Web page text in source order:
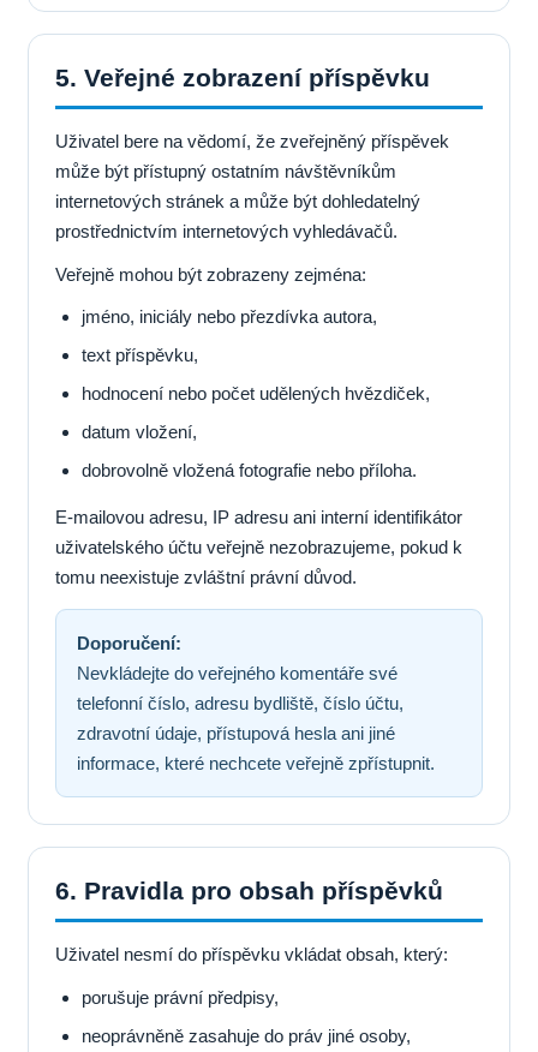
5. Veřejné zobrazení příspěvku
Uživatel bere na vědomí, že zveřejněný příspěvek
může být přístupný ostatním návštěvníkům
internetových stránek a může být dohledatelný
prostřednictvím internetových vyhledávačů.
Veřejně mohou být zobrazeny zejména:
jméno, iniciály nebo přezdívka autora,
text příspěvku,
hodnocení nebo počet udělených hvězdiček,
datum vložení,
dobrovolně vložená fotografie nebo příloha.
E-mailovou adresu, IP adresu ani interní identifikátor
uživatelského účtu veřejně nezobrazujeme, pokud k
tomu neexistuje zvláštní právní důvod.
Doporučení:
Nevkládejte do veřejného komentáře své
telefonní číslo, adresu bydliště, číslo účtu,
zdravotní údaje, přístupová hesla ani jiné
informace, které nechcete veřejně zpřístupnit.
6. Pravidla pro obsah příspěvků
Uživatel nesmí do příspěvku vkládat obsah, který:
porušuje právní předpisy,
neoprávněně zasahuje do práv jiné osoby,